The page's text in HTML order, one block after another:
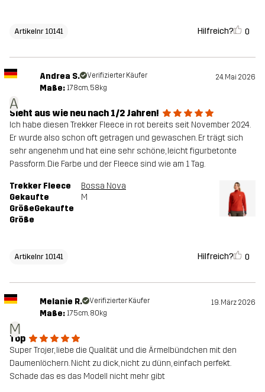
Artikelnr 10141 Hilfreich? 0
A
Andrea S. Verifizierter Käufer 24. Mai 2026
Maße: 178cm, 58kg
Sieht aus wie neu nach 1/2 Jahren!
Ich habe diesen Trekker Fleece in rot bereits seit November 2024.
Er wurde also schon oft getragen und gewaschen. Er trägt sich
sehr angenehm und hat eine sehr schöne, leicht figurbetonte
Passform. Die Farbe und der Fleece sind wie am 1 Tag.
Trekker Fleece
Bossa Nova
Gekaufte
GrößeGekaufte
Größe
M
Artikelnr 10141 Hilfreich? 0
M
Melanie R. Verifizierter Käufer 19. März 2026
Maße: 175cm, 80kg
Top
Super Trojer, liebe die Qualität und die Ärmelbündchen mit den
Daumenlöchern. Nicht zu dick, nicht zu dünn, einfach perfekt.
Schade das es das Modell nicht mehr gibt